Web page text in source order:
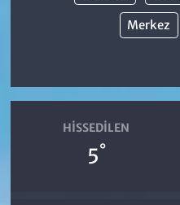
Merkez
HISSEDILEN
5°